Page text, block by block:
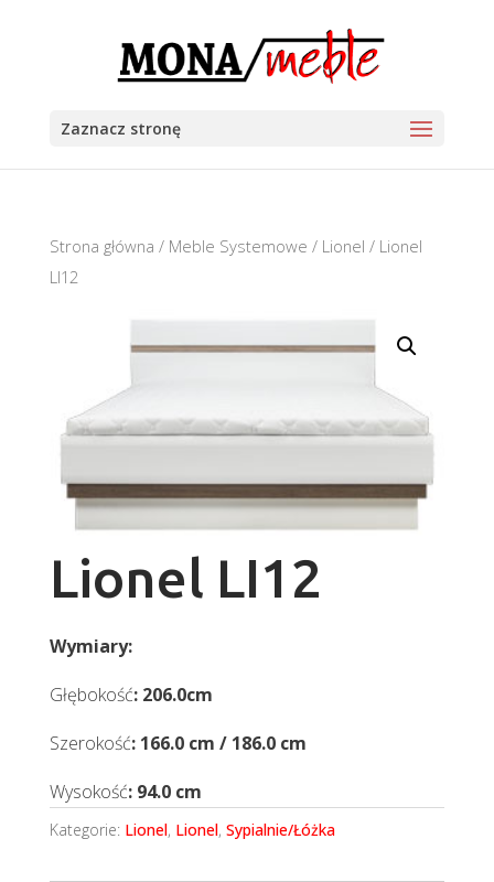
Zaznacz stronę
Strona główna / Meble Systemowe / Lionel / Lionel
LI12
Lionel LI12
Wymiary:
Głębokość: 206.0cm
Szerokość: 166.0 cm / 186.0 cm
Wysokość: 94.0 cm
Kategorie: Lionel, Lionel, Sypialnie/Łóżka